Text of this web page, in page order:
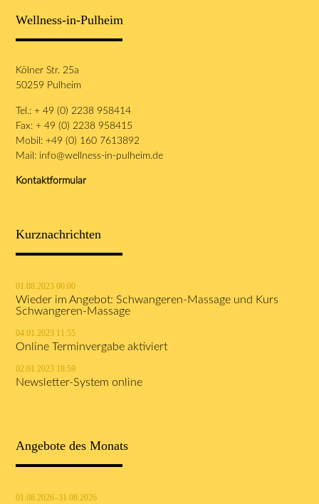
Wellness-in-Pulheim
Kölner Str. 25a
50259 Pulheim
Tel.: + 49 (0) 2238 958414
Fax: + 49 (0) 2238 958415
Mobil: +49 (0) 160 7613892
Mail: info@wellness-in-pulheim.de
Kontaktformular
Kurznachrichten
01.08.2023 00:00
Wieder im Angebot: Schwangeren-Massage und Kurs
Schwangeren-Massage
04.01.2023 11:55
Online Terminvergabe aktiviert
02.01.2023 18:59
Newsletter-System online
Angebote des Monats
01.08.2026–31.08.2026